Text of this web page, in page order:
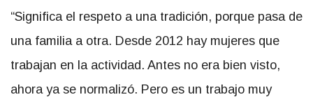
“Significa el respeto a una tradición, porque pasa de
una familia a otra. Desde 2012 hay mujeres que
trabajan en la actividad. Antes no era bien visto,
ahora ya se normalizó. Pero es un trabajo muy